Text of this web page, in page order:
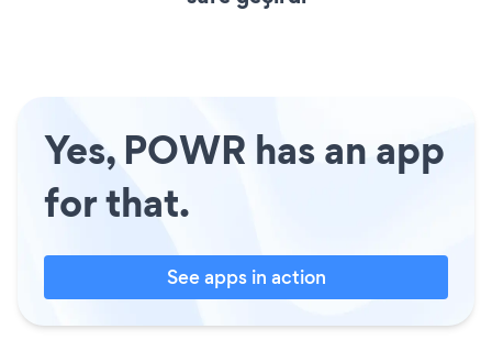
Yes, POWR has an app
for that.
See apps in action